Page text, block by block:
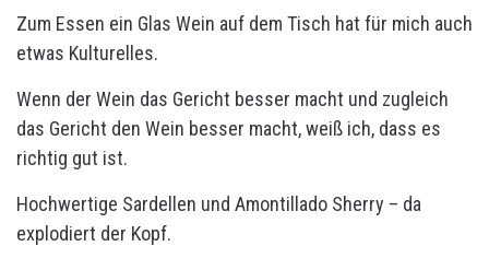
Zum Essen ein Glas Wein auf dem Tisch hat für mich auch
etwas Kulturelles.
Wenn der Wein das Gericht besser macht und zugleich
das Gericht den Wein besser macht, weiß ich, dass es
richtig gut ist.
Hochwertige Sardellen und Amontillado Sherry – da
explodiert der Kopf.